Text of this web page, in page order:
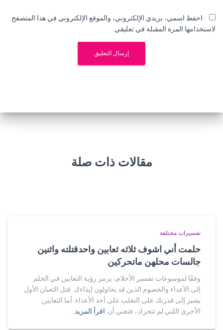
احفظ اسمي، بريدي الإلكتروني، والموقع الإلكتروني في هذا المتصفح
لاستخدامها المرة المقبلة في تعليقي.
مقالات ذات صلة
تفسيرات مختلفة
حلمت أني اشوف ثلاثه ثعابين واحدقتلته واثنين
جالسات محلهن ماتحركين
وفقًا لموسوعات تفسير الأحلام، يرمز رؤية الثعابين في الحلم
إلى الأعداء والخصوم الذين قد يحاولون إيذاءك. قتل الثعبان الأول
يشير إلى قدرتك على التغلب على أحد الأعداء. أما الثعابين
الأخرى اللتي لم تتحرك، فتعني أن اقرأ المزيد…